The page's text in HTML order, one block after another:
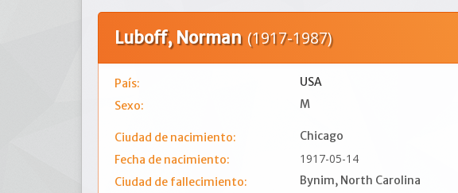
Luboff, Norman (1917-1987)
País:
USA
Sexo:
M
Ciudad de nacimiento:
Chicago
Fecha de nacimiento:
1917-05-14
Ciudad de fallecimiento:
Bynim, North Carolina